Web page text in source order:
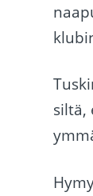
siltä,